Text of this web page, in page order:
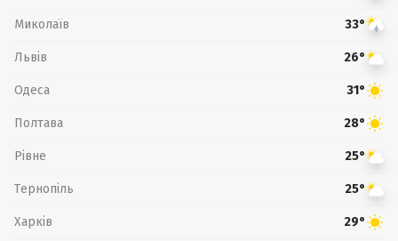
Миколаїв 33°
Львів 26°
Одеса 31°
Полтава 28°
Рівне 25°
Тернопіль 25°
Харків 29°